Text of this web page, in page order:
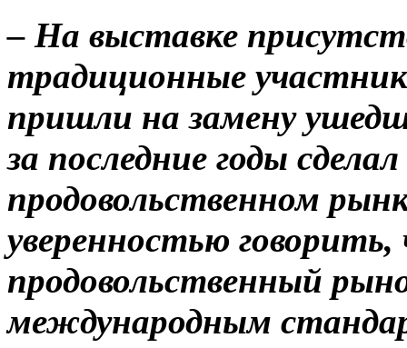
– На выставке
традиционные
пришли на замену
за последние годы
продовольственном
уверенностью
продовольственный
международным